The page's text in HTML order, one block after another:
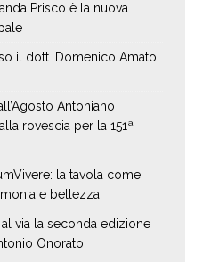
Prisco è la nuova
il dott. Domenico Amato,
Antoniano
rovescia per la 151ª
la tavola come
e bellezza.
al via la seconda edizione
Onorato